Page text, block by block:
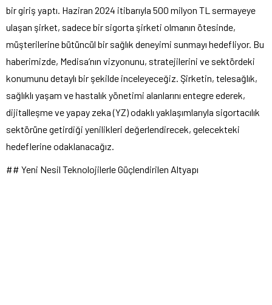
bir giriş yaptı. Haziran 2024 itibarıyla 500 milyon TL sermayeye
ulaşan şirket, sadece bir sigorta şirketi olmanın ötesinde,
müşterilerine bütüncül bir sağlık deneyimi sunmayı hedefliyor. Bu
haberimizde, Medisa’nın vizyonunu, stratejilerini ve sektördeki
konumunu detaylı bir şekilde inceleyeceğiz. Şirketin, telesağlık,
sağlıklı yaşam ve hastalık yönetimi alanlarını entegre ederek,
dijitalleşme ve yapay zeka (YZ) odaklı yaklaşımlarıyla sigortacılık
sektörüne getirdiği yenilikleri değerlendirecek, gelecekteki
hedeflerine odaklanacağız.
## Yeni Nesil Teknolojilerle Güçlendirilen Altyapı